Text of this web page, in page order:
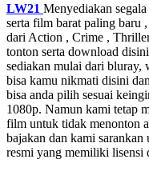
LW21 Menyediakan
serta film barat paling baru
dari Action , Crime ,
tonton serta download
sediakan mulai dari bluray,
bisa kamu nikmati disini
bisa anda pilih sesuai
1080p. Namun kami tetap
film untuk tidak menonton
bajakan dan kami
resmi yang memiliki lisensi